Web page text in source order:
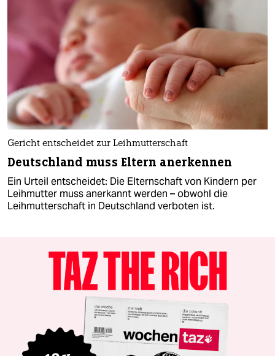
Gericht entscheidet zur Leihmutterschaft
Deutschland muss Eltern anerkennen
Ein Urteil entscheidet: Die Elternschaft von Kindern per
Leihmutter muss anerkannt werden – obwohl die
Leihmutterschaft in Deutschland verboten ist.